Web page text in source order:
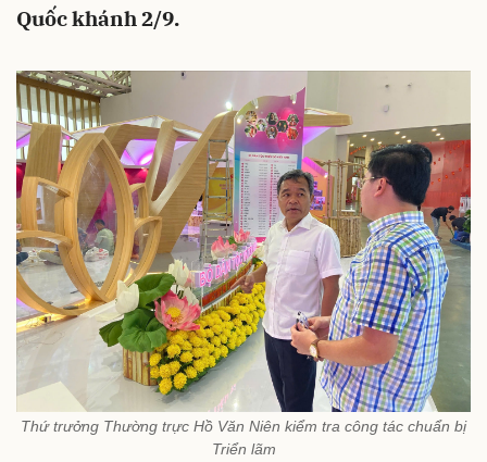
Quốc khánh 2/9.
Thứ trưởng Thường trực Hồ Văn Niên kiểm tra công tác chuẩn bị
Triển lãm